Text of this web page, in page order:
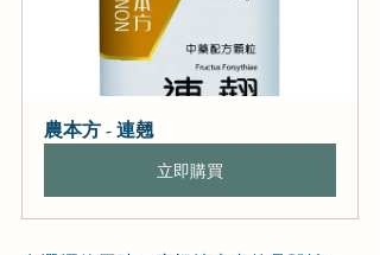
農本方 - 連翹
立即購買